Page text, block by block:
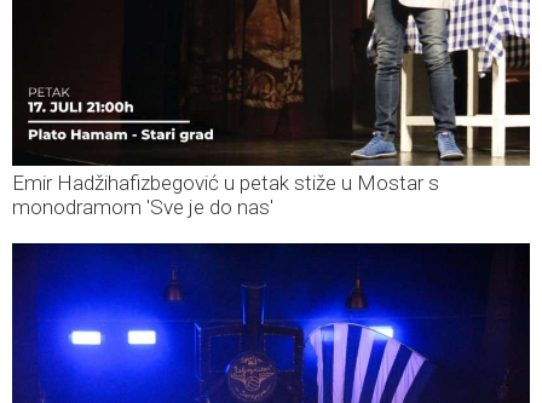
Emir Hadžihafizbegović u petak stiže u Mostar s
monodramom 'Sve je do nas'